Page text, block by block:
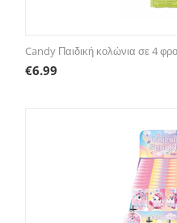
Candy Παιδική κολώνια σε 4
€6.99